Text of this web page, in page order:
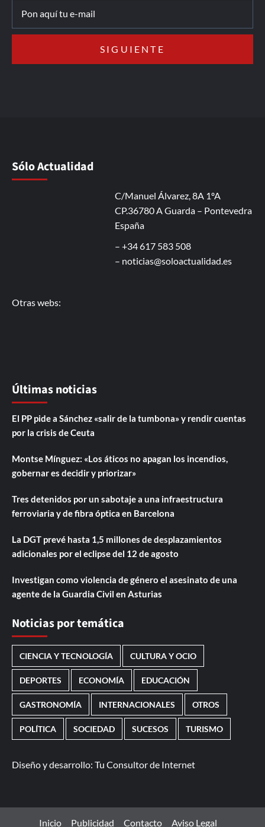
Sólo Actualidad
C/Manuel Álvarez, 8A 1ºA
CP.36780 A Guarda – Pontevedra
España
– +34 617 583 508
– noticias@soloactualidad.es
Otras webs:
Últimas noticias
El PP pide a Sánchez «salir de la tumbona» y rendir cuentas
por la crisis de Ceuta
Montse Mínguez: «Los áticos no apagan los incendios,
gobernar es decidir y priorizar»
Tres detenidos por un sabotaje a una infraestructura
ferroviaria y de fibra óptica en Barcelona
La DGT prevé hasta 1,5 millones de desplazamientos
adicionales por el eclipse del 12 de agosto
Investigan como violencia de género el asesinato de una
agente de la Guardia Civil en Asturias
Noticias por temática
CIENCIA Y TECNOLOGÍA CULTURA Y OCIO
DEPORTES ECONOMÍA EDUCACIÓN
GASTRONOMÍA INTERNACIONALES OTROS
POLÍTICA SOCIEDAD SUCESOS TURISMO
Diseño y desarrollo: Tu Consultor de Internet
Inicio Publicidad Contacto Aviso Legal